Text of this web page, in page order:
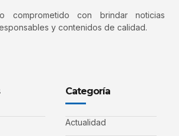
comprometido con brindar noticias
y contenidos de calidad.
Categoría
Actualidad